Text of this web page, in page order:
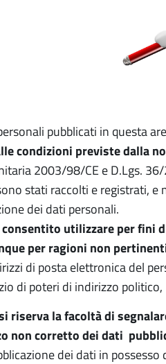
pubblicati in questa
condizioni previste dalla
2003/98/CE e D.Lgs.
stati raccolti e registrati,
dei dati personali.
consentito utilizzare per fini
per ragioni non
di posta elettronica del
di poteri di indirizzo
si riserva la facoltà di
non corretto dei dati
dei dati in